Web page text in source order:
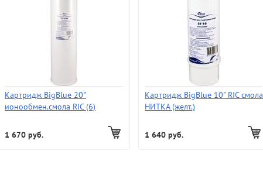
Картридж BigBlue 20"
ионообмен.смола RIC (6)
1 670 руб.
Картридж BigBlue 10" RIC смола
НИТКА (желт.)
1 640 руб.